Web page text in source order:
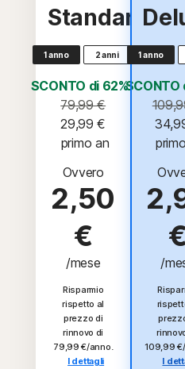
Standard
1 anno 2 anni
SCONTO di 62%*
79,99 €
29,99 €
primo an
Ovvero
2,50
€
/mese
Risparmio
rispetto al
prezzo di
rinnovo di
79,99 €/anno.
I dettagli
1 anno
/
109,99
I